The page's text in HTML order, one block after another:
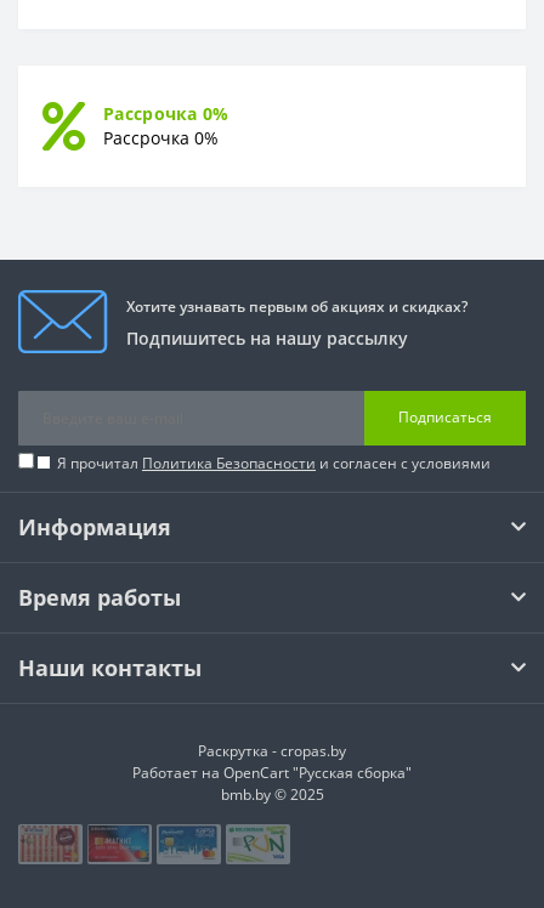
Рассрочка 0%
Рассрочка 0%
Хотите узнавать первым об акциях и скидках?
Подпишитесь на нашу рассылку
Подписаться
Я прочитал Политика Безопасности и согласен с условиями
Информация
Время работы
Наши контакты
Раскрутка -cropas.by
Работает на OpenCart "Русская сборка"
bmb.by © 2025